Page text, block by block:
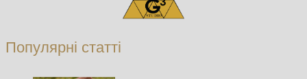
Популярні статті